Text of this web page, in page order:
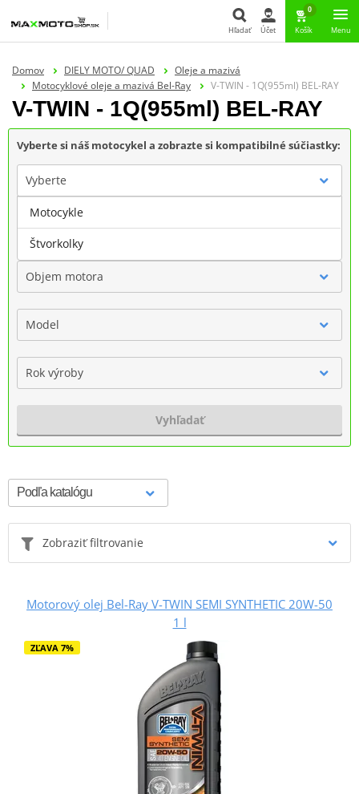
Hľadať Účet
0
Košík Menu
Domov DIELY MOTO/ QUAD
Oleje a mazivá
Motocyklové oleje a mazivá Bel-Ray
V-TWIN - 1Q(955ml) BEL-RAY
V-TWIN - 1Q(955ml) BEL-RAY
Vyberte si náš motocykel a zobrazte si kompatibilné súčiastky:
Vyberte
Značka
Objem motora
Model
Rok výroby
Vyhľadať
Zobraziť filtrovanie
Motorový olej Bel-Ray V-TWIN SEMI SYNTHETIC 20W-50
1 l
ZĽAVA 7%
Motocykle
Štvorkolky